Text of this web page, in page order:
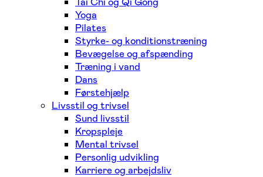
Yoga
Pilates
Styrke- og konditionstræning
Bevægelse og afspænding
Træning i vand
Dans
Førstehjælp
Livsstil og trivsel
Sund livsstil
Kropspleje
Mental trivsel
Personlig udvikling
Karriere og arbejdsliv